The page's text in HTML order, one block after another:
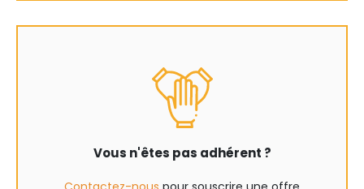
Vous n'êtes pas adhérent ?